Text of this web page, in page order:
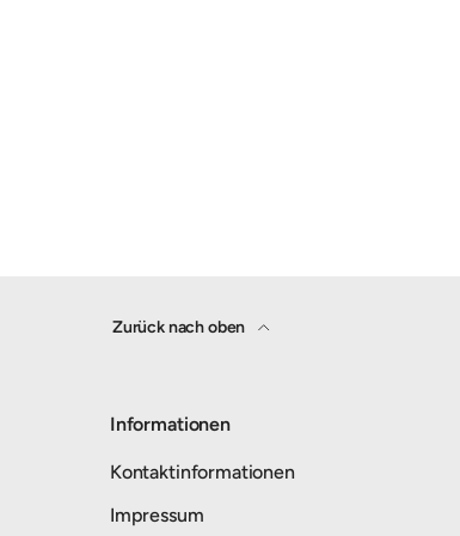
Zurück nach oben
Informationen
Kontaktinformationen
Impressum